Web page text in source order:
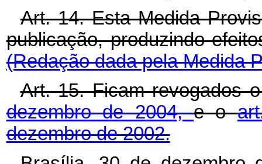
Art. 14. Esta Medida
publicação, produzindo
(Redação dada pela Medida
Art. 15. Ficam revogados
dezembro de 2004,e o
dezembro de 2002.